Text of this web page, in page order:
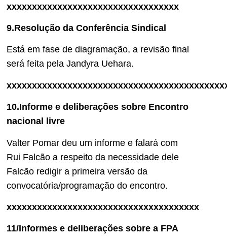
xxxxxxxxxxxxxxxxxxxxxxxxxxxxxxxxxx
9.Resolução da Conferência Sindical
Está em fase de diagramação, a revisão final
será feita pela Jandyra Uehara.
10.Informe e deliberações sobre Encontro
nacional livre
Valter Pomar deu um informe e falará com
Rui Falcão a respeito da necessidade dele
Falcão redigir a primeira versão da
convocatória/programação do encontro.
xxxxxxxxxxxxxxxxxxxxxxxxxxxxxxxxxxxxxx
11/Informes e deliberações sobre a FPA